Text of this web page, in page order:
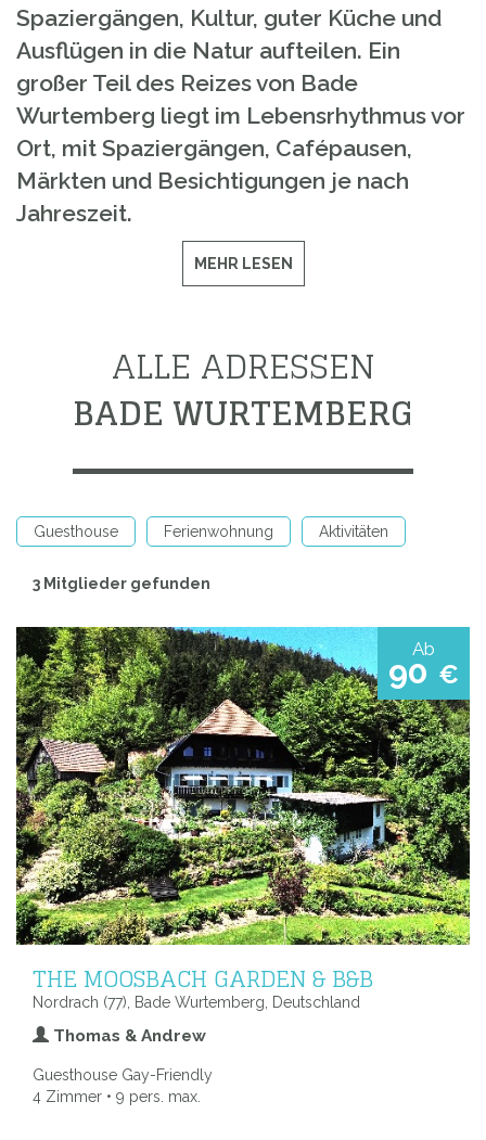
Spaziergängen, Kultur, guter Küche und
Ausflügen in die Natur aufteilen. Ein
großer Teil des Reizes von Bade
Wurtemberg liegt im Lebensrhythmus vor
Ort, mit Spaziergängen, Cafépausen,
Märkten und Besichtigungen je nach
Jahreszeit.
MEHR LESEN
ALLE ADRESSEN
BADE WURTEMBERG
Guesthouse Ferienwohnung Aktivitäten
3 Mitglieder gefunden
Ab
90 €
THE MOOSBACH GARDEN & B&B
Nordrach (77), Bade Wurtemberg, Deutschland
Thomas & Andrew
Guesthouse Gay-Friendly
4 Zimmer • 9 pers. max.